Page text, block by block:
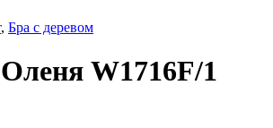
, Бра с деревом
W1716F/1